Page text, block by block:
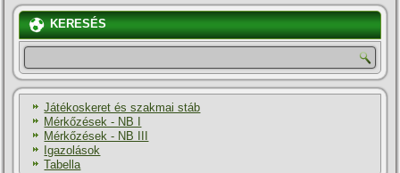
KERESÉS
Játékoskeret és szakmai stáb
Mérkőzések - NB I
Mérkőzések - NB III
Igazolások
Tabella